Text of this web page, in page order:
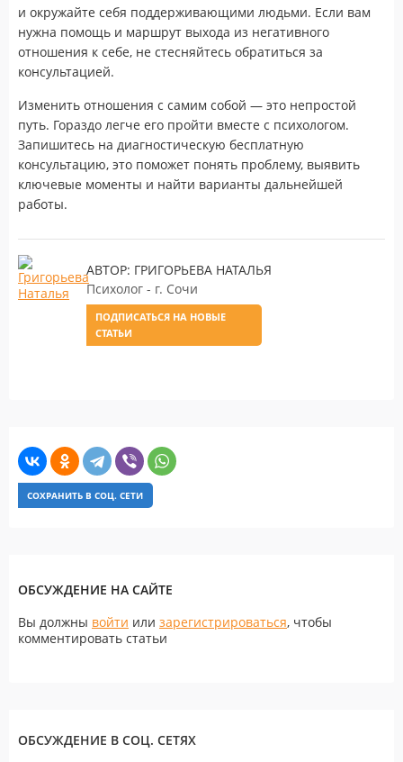
и окружайте себя поддерживающими людьми. Если вам
нужна помощь и маршрут выхода из негативного
отношения к себе, не стесняйтесь обратиться за
консультацией.
Изменить отношения с самим собой — это непростой
путь. Гораздо легче его пройти вместе с психологом.
Запишитесь на диагностическую бесплатную
консультацию, это поможет понять проблему, выявить
ключевые моменты и найти варианты дальнейшей
работы.
АВТОР: ГРИГОРЬЕВА НАТАЛЬЯ
Психолог - г. Сочи
ПОДПИСАТЬСЯ НА НОВЫЕ
СТАТЬИ
СОХРАНИТЬ В СОЦ. СЕТИ
ОБСУЖДЕНИЕ НА САЙТЕ
Вы должны войти или зарегистрироваться, чтобы
комментировать статьи
ОБСУЖДЕНИЕ В СОЦ. СЕТЯХ